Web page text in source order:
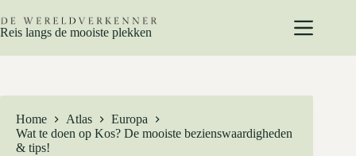
naar
de
Reis langs de mooiste plekken
Home Atlas
Europa
Wat te doen op Kos? De mooiste bezienswaardigheden
& tips!